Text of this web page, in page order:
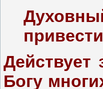
Действует
Богу